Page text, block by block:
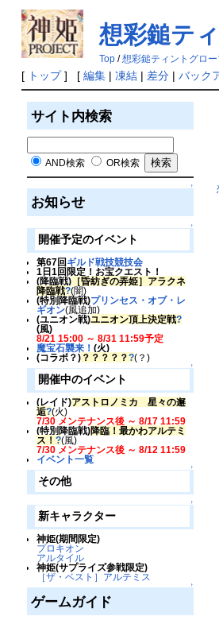
想彩鎚テ
Top/想彩鎚ティントグロー
[ トップ] [ 編集| 凍結| 差分| バック
サイト内検索
AND検索 OR検索
↑
お知らせ
↑
開催予定のイベント
第67回 ギルド戦技競技会
1日1回限定！お宝クエスト！
(降臨戦)［昏紡ぎの弄姫］アラクネ
降臨戦?(闇)
(特別降臨戦)プリンセス・オブ・レ
ギオン(風追加)
(ユニオン戦)ユニオン頂上決定戦?
(風)
8/21 15:00 ～ 8/31 11:59予定
魔宝石襲来！ (火)
(コラボ？)？？？？？?(？)
↑
開催中のイベント
(レイド)アストロノミカ 星々の邂
逅?(火)
7/30 メンテナンス後 ～ 8/17 11:59
(特別降臨戦)降臨！最かわアルテミ
ス！ ?(風)
7/30 メンテナンス後 ～ 8/12 11:59
イベント一覧
↑
その他
↑
新キャラクター
神姫(期間限定)
プロキオン
アルタイル
神姫(サプライズ参戦限定)
［ザ・ベスト］アルテミス
↑
ゲームガイド